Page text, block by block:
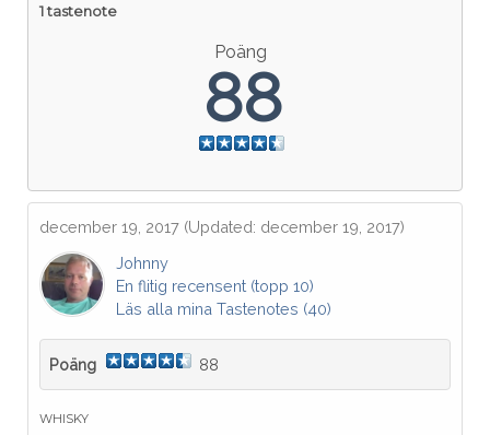
1 tastenote
Poäng
88
december 19, 2017 (Updated: december 19, 2017)
Johnny
En flitig recensent (topp 10)
Läs alla mina Tastenotes (40)
Poäng 88
WHISKY